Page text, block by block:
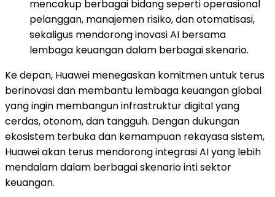
mencakup berbagai bidang seperti operasional
pelanggan, manajemen risiko, dan otomatisasi,
sekaligus mendorong inovasi AI bersama
lembaga keuangan dalam berbagai skenario.
Ke depan, Huawei menegaskan komitmen untuk terus
berinovasi dan membantu lembaga keuangan global
yang ingin membangun infrastruktur digital yang
cerdas, otonom, dan tangguh. Dengan dukungan
ekosistem terbuka dan kemampuan rekayasa sistem,
Huawei akan terus mendorong integrasi AI yang lebih
mendalam dalam berbagai skenario inti sektor
keuangan.